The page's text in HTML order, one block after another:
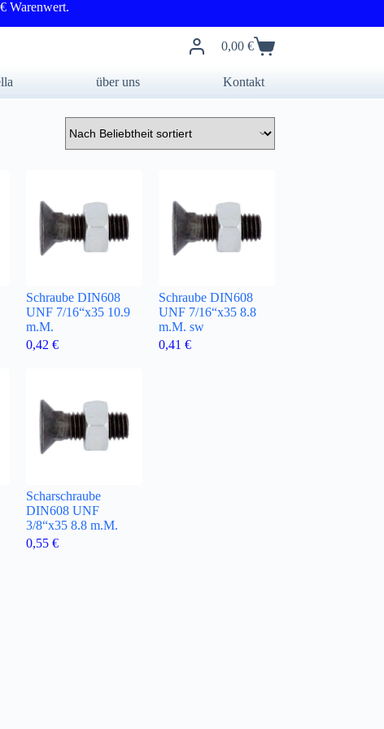
Warenwert.
Warenkorb
0,00 €
über uns
Kontakt
Schraube DIN608
UNF 7/16“x35 10.9
m.M.
0,42 €
Schraube DIN608
UNF 7/16“x35 8.8
m.M. sw
0,41 €
Scharschraube
DIN608 UNF
3/8“x35 8.8 m.M.
0,55 €